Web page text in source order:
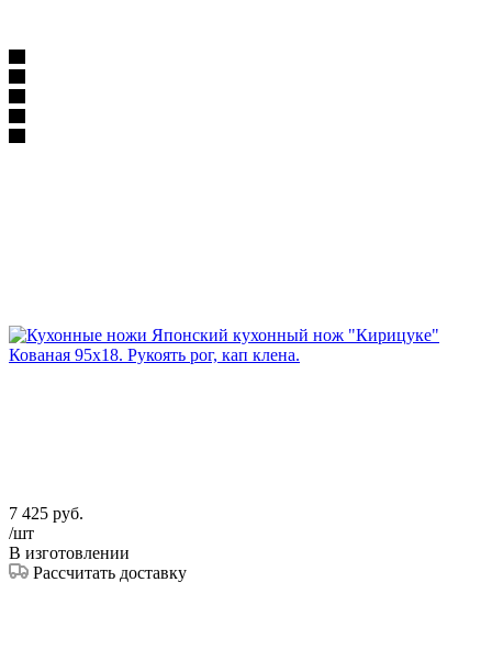
7 425 руб.
/шт
В изготовлении
Рассчитать доставку